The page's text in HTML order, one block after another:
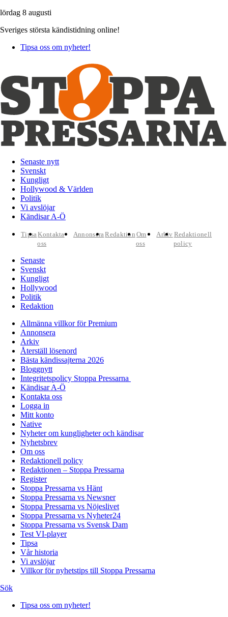
lördag 8 augusti
Sveriges största kändistidning online!
Tipsa oss om nyheter!
Senaste nytt
Svenskt
Kungligt
Hollywood & Världen
Politik
Vi avslöjar
Kändisar A-Ö
TipsaKontakta
oss
AnnonseraRedaktion Om
oss
Arkiv Redaktionell
policy
Senaste
Svenskt
Kungligt
Hollywood
Politik
Redaktion
Allmänna villkor för Premium
Annonsera
Arkiv
Återställ lösenord
Bästa kändissajterna 2026
Bloggnytt
Integritetspolicy Stoppa Pressarna
Kändisar A-Ö
Kontakta oss
Logga in
Mitt konto
Native
Nyheter om kungligheter och kändisar
Nyhetsbrev
Om oss
Redaktionell policy
Redaktionen – Stoppa Pressarna
Register
Stoppa Pressarna vs Hänt
Stoppa Pressarna vs Newsner
Stoppa Pressarna vs Nöjeslivet
Stoppa Pressarna vs Nyheter24
Stoppa Pressarna vs Svensk Dam
Test VI-player
Tipsa
Vår historia
Vi avslöjar
Villkor för nyhetstips till Stoppa Pressarna
Sök
Tipsa oss om nyheter!